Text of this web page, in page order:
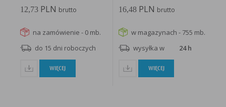
12,73PLN brutto
na zamówienie - 0 mb.
do 15 dni roboczych
WIĘCEJ
16,48 PLN brutto
w magazynach - 755 mb.
wysyłka w
24 h
WIĘCEJ